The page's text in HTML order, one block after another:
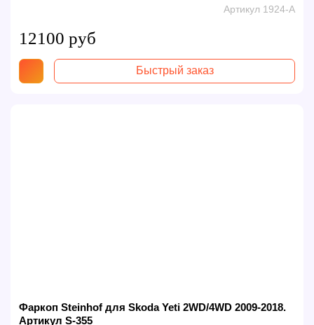
Артикул 1924-A
12100 руб
Быстрый заказ
Фаркоп Steinhof для Skoda Yeti 2WD/4WD 2009-2018.
Артикул S-355